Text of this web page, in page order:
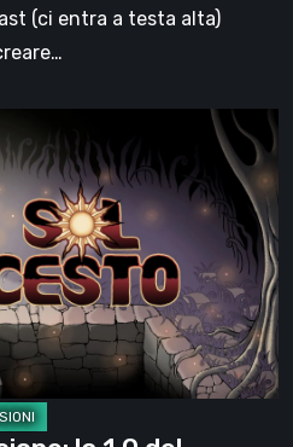
(ci entra a testa alta)